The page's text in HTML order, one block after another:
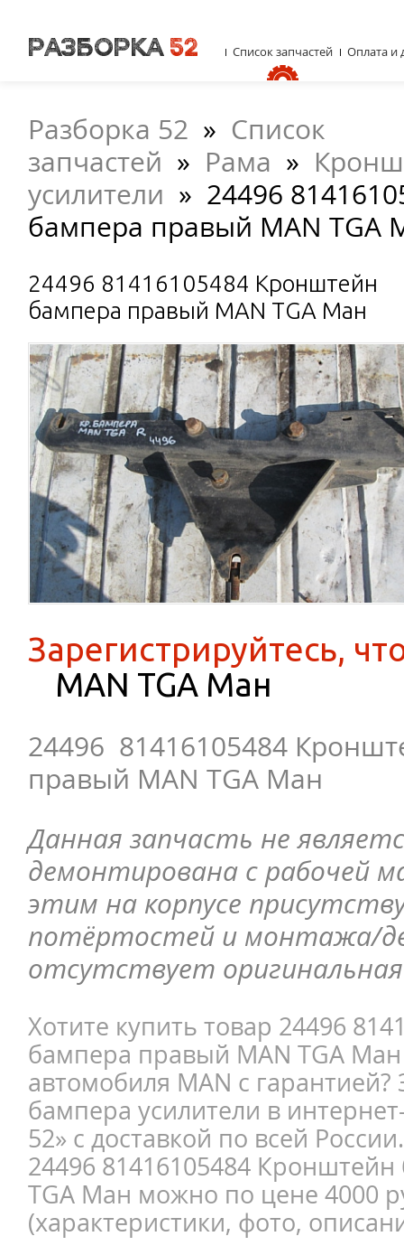
Разборка 52 » Список
запчастей » Рама »
усилители » 24496
бампера правый MAN TGA
24496 81416105484 Кронштейн
бампера правый MAN TGA Ман
Зарегистрируйтесь,
MAN TGA Ман
24496 81416105484
правый MAN TGA Ман
Данная запчасть не
демонтирована с рабочей
этим на корпусе
потёртостей и монтажа/
отсутствует оригинальная
Хотите купить товар 24496
бампера правый MAN TGA Ман
автомобиля MAN с
бампера усилители в
52» с доставкой по всей
24496 81416105484
TGA Ман можно по цене 4000
(характеристики, фото,
Список запчастей Оплата и